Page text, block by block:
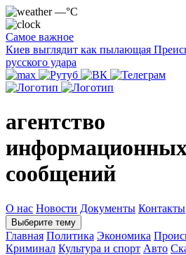
—°C
Самое важное
Киев выглядит как пылающая
русского удара
агентство
сообщений
О нас Новости Документы Контакты
Выберите тему
Главная Политика Экономика
Криминал Культура и спорт Авто